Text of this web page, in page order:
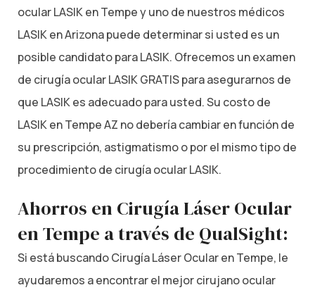
ocular LASIK en Tempe y uno de nuestros médicos
LASIK en Arizona puede determinar si usted es un
posible candidato para LASIK. Ofrecemos un examen
de cirugía ocular LASIK GRATIS para asegurarnos de
que LASIK es adecuado para usted. Su costo de
LASIK en Tempe AZ no debería cambiar en función de
su prescripción, astigmatismo o por el mismo tipo de
procedimiento de cirugía ocular LASIK.
Ahorros en Cirugía Láser Ocular
en Tempe a través de QualSight:
Si está buscando Cirugía Láser Ocular en Tempe, le
ayudaremos a encontrar el mejor cirujano ocular